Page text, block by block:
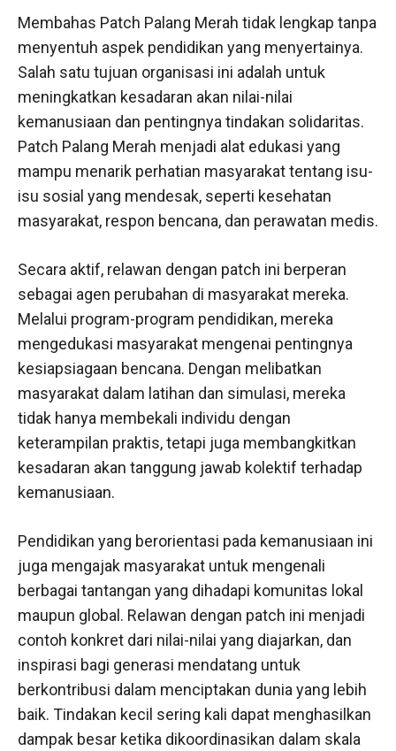
Membahas Patch Palang Merah tidak lengkap tanpa
menyentuh aspek pendidikan yang menyertainya.
Salah satu tujuan organisasi ini adalah untuk
meningkatkan kesadaran akan nilai-nilai
kemanusiaan dan pentingnya tindakan solidaritas.
Patch Palang Merah menjadi alat edukasi yang
mampu menarik perhatian masyarakat tentang isu-
isu sosial yang mendesak, seperti kesehatan
masyarakat, respon bencana, dan perawatan medis.
Secara aktif, relawan dengan patch ini berperan
sebagai agen perubahan di masyarakat mereka.
Melalui program-program pendidikan, mereka
mengedukasi masyarakat mengenai pentingnya
kesiapsiagaan bencana. Dengan melibatkan
masyarakat dalam latihan dan simulasi, mereka
tidak hanya membekali individu dengan
keterampilan praktis, tetapi juga membangkitkan
kesadaran akan tanggung jawab kolektif terhadap
kemanusiaan.
Pendidikan yang berorientasi pada kemanusiaan ini
juga mengajak masyarakat untuk mengenali
berbagai tantangan yang dihadapi komunitas lokal
maupun global. Relawan dengan patch ini menjadi
contoh konkret dari nilai-nilai yang diajarkan, dan
inspirasi bagi generasi mendatang untuk
berkontribusi dalam menciptakan dunia yang lebih
baik. Tindakan kecil sering kali dapat menghasilkan
dampak besar ketika dikoordinasikan dalam skala